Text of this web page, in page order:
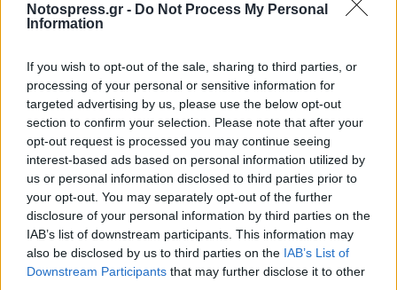
Notospress.gr - Do Not Process My Personal
Information
If you wish to opt-out of the sale, sharing to third parties, or
processing of your personal or sensitive information for
targeted advertising by us, please use the below opt-out
section to confirm your selection. Please note that after your
opt-out request is processed you may continue seeing
interest-based ads based on personal information utilized by
us or personal information disclosed to third parties prior to
your opt-out. You may separately opt-out of the further
disclosure of your personal information by third parties on the
IAB’s list of downstream participants. This information may
also be disclosed by us to third parties on the IAB’s List of
Downstream Participants that may further disclose it to other
των τελευταίων χρόνων; Πρόκειται για ένα
παραγωγού που τόσο έχει πληγεί τα τελευταία
χρόνια;
Η απάντηση σε όλα τα παραπάνω ερωτήματα
είναι σίγουρα όχι.
Τότε, γιατί θυμήθηκαν τώρα τον παγετό του
2011;
Η απάντηση είναι απλή και … προεκλογική: Να